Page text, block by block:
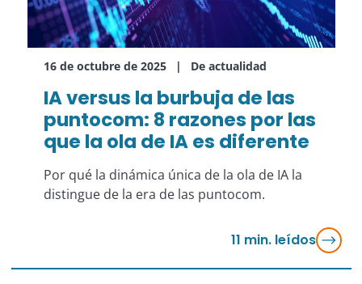
16 de octubre de 2025 De actualidad
IA versus la burbuja de las
puntocom: 8 razones por las
que la ola de IA es diferente
Por qué la dinámica única de la ola de IA la
distingue de la era de las puntocom.
11 min. leídos